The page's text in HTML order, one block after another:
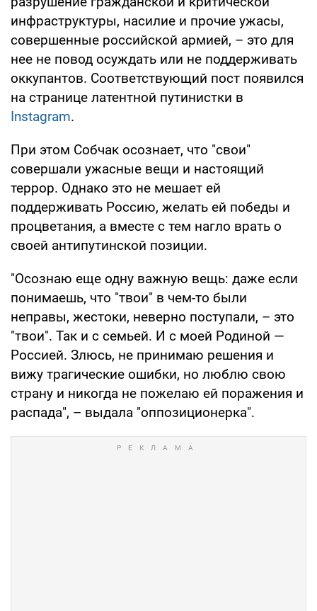
инфраструктуры, насилие и прочие ужасы,
совершенные российской армией, – это для
нее не повод осуждать или не поддерживать
оккупантов. Соответствующий пост появился
на странице латентной путинистки в
Instagram.
При этом Собчак осознает, что "свои"
совершали ужасные вещи и настоящий
террор. Однако это не мешает ей
поддерживать Россию, желать ей победы и
процветания, а вместе с тем нагло врать о
своей антипутинской позиции.
"Осознаю еще одну важную вещь: даже если
понимаешь, что "твои" в чем-то были
неправы, жестоки, неверно поступали, – это
"твои". Так и с семьей. И с моей Родиной —
Россией. Злюсь, не принимаю решения и
вижу трагические ошибки, но люблю свою
страну и никогда не пожелаю ей поражения и
распада", – выдала "оппозиционерка".